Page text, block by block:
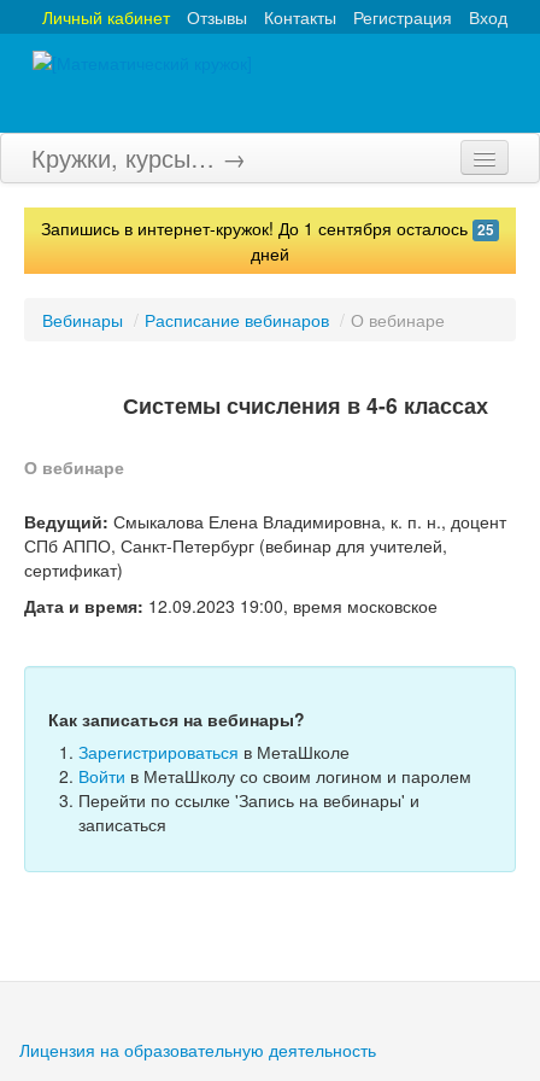
Вход
Регистрация
Контакты
Отзывы
Личный кабинет
Кружки, курсы… →
Главная
Тесты
Запишись в интернет-кружок! До 1 сентября осталось 25
дней
Вебинары / Расписание вебинаров / О вебинаре
Системы счисления в 4-6 классах
О вебинаре
Ведущий: Смыкалова Елена Владимировна, к. п. н., доцент
СПб АППО, Санкт-Петербург (вебинар для учителей,
сертификат)
Дата и время: 12.09.2023 19:00, время московское
Как записаться на вебинары?
Зарегистрироваться в МетаШколе
Войти в МетаШколу со своим логином и паролем
Перейти по ссылке 'Запись на вебинары' и
записаться
Лицензия на образовательную деятельность